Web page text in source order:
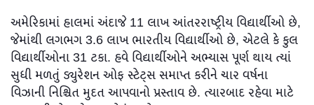
અમેરિકામાં હાલમાં અંદાજે 11 લાખ આંતરરાષ્ટ્રીય વિદ્યાર્થીઓ છે,
જેમાંથી લગભગ 3.6 લાખ ભારતીય વિદ્યાર્થીઓ છે, એટલે કે કુલ
વિદ્યાર્થીઓના 31 ટકા. હવે વિદ્યાર્થીઓને અભ્યાસ પૂર્ણ થાય ત્યાં
સુધી મળતું ડ્યુરેશન ઓફ સ્ટેટ્સ સમાપ્ત કરીને ચાર વર્ષના
વિઝાની નિશ્ચિત મુદત આપવાનો પ્રસ્તાવ છે. ત્યારબાદ રહેવા માટે